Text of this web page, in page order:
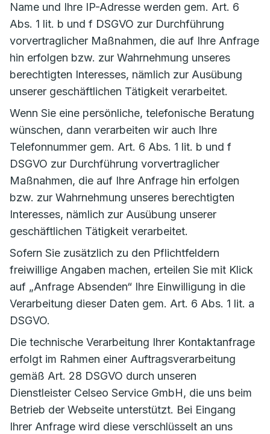
Name und Ihre IP-Adresse werden gem. Art. 6
Abs. 1 lit. b und f DSGVO zur Durchführung
vorvertraglicher Maßnahmen, die auf Ihre Anfrage
hin erfolgen bzw. zur Wahrnehmung unseres
berechtigten Interesses, nämlich zur Ausübung
unserer geschäftlichen Tätigkeit verarbeitet.
Wenn Sie eine persönliche, telefonische Beratung
wünschen, dann verarbeiten wir auch Ihre
Telefonnummer gem. Art. 6 Abs. 1 lit. b und f
DSGVO zur Durchführung vorvertraglicher
Maßnahmen, die auf Ihre Anfrage hin erfolgen
bzw. zur Wahrnehmung unseres berechtigten
Interesses, nämlich zur Ausübung unserer
geschäftlichen Tätigkeit verarbeitet.
Sofern Sie zusätzlich zu den Pflichtfeldern
freiwillige Angaben machen, erteilen Sie mit Klick
auf „Anfrage Absenden“ Ihre Einwilligung in die
Verarbeitung dieser Daten gem. Art. 6 Abs. 1 lit. a
DSGVO.
Die technische Verarbeitung Ihrer Kontaktanfrage
erfolgt im Rahmen einer Auftragsverarbeitung
gemäß Art. 28 DSGVO durch unseren
Dienstleister Celseo Service GmbH, die uns beim
Betrieb der Webseite unterstützt. Bei Eingang
Ihrer Anfrage wird diese verschlüsselt an uns